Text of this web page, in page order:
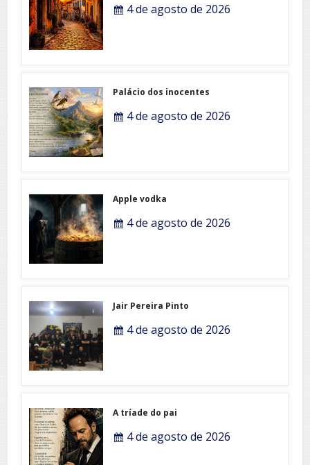
4 de agosto de 2026
Palácio dos inocentes
4 de agosto de 2026
Apple vodka
4 de agosto de 2026
Jair Pereira Pinto
4 de agosto de 2026
A tríade do pai
4 de agosto de 2026